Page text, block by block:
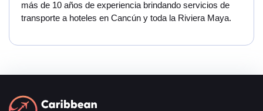
más de 10 años de experiencia brindando servicios de
transporte a hoteles en Cancún y toda la Riviera Maya.